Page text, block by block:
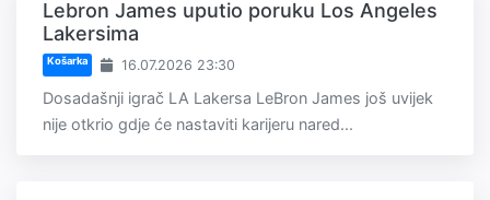
Lebron James uputio poruku Los Angeles
Lakersima
Košarka 16.07.2026 23:30
Dosadašnji igrač LA Lakersa LeBron James još uvijek
nije otkrio gdje će nastaviti karijeru nared...